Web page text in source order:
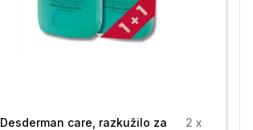
Desderman care, razkužilo za
2 x